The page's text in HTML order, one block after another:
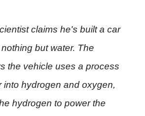
claims he's built a car
but water. The
the vehicle uses a process
into hydrogen and oxygen,
hydrogen to power the